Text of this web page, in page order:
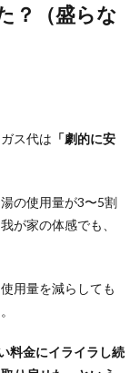
？（盛らな
ス代は 「劇的に安
の使用量が3〜5割
が家の体感でも、
用量を減らしても
料金にイライラし続